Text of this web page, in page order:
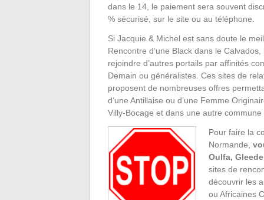
dans le 14, le paiement sera souvent
% sécurisé, sur le site ou au téléphone.
Si Jacquie & Michel est sans doute le
Rencontre d’une Black dans le
rejoindre d’autres portails par affinités
Demain ou généralistes. Ces sites de
proposent de nombreuses offres
d’une Antillaise ou d’une Femme
Villy-Bocage et dans une autre
Pour faire la
Normande,
Oulfa,
sites de
découvrir les
ou Africaines